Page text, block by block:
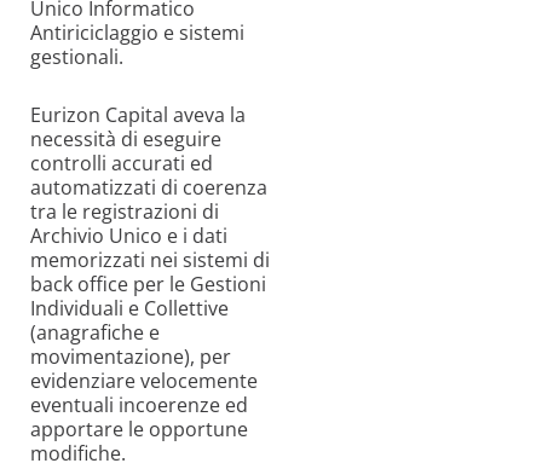
Unico Informatico
Antiriciclaggio e sistemi
gestionali.
Eurizon Capital aveva la
necessità di eseguire
controlli accurati ed
automatizzati di coerenza
tra le registrazioni di
Archivio Unico e i dati
memorizzati nei sistemi di
back office per le Gestioni
Individuali e Collettive
(anagrafiche e
movimentazione), per
evidenziare velocemente
eventuali incoerenze ed
apportare le opportune
modifiche.